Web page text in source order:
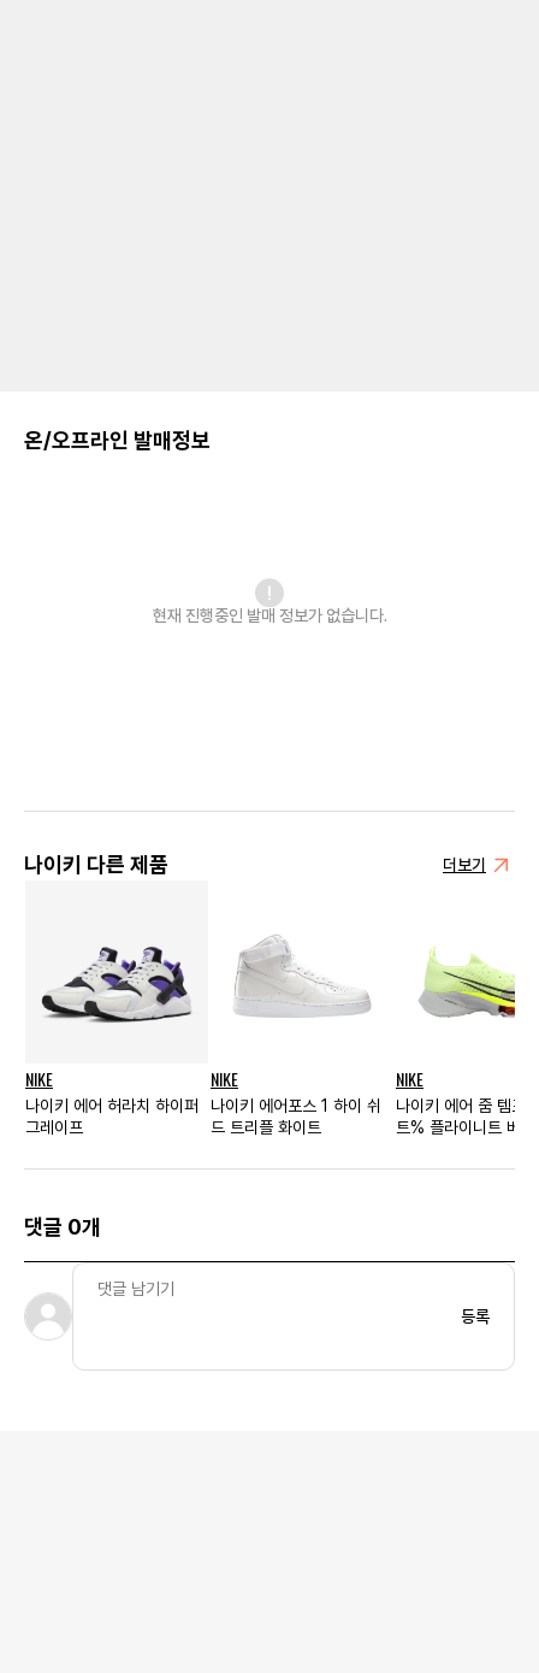
온/오프라인 발매정보
현재 진행중인 발매 정보가 없습니다.
나이키 다른 제품 더보기
NIKE
나이키 에어 허라치 하이퍼
그레이프
NIKE
나이키 에어포스 1 하이 쉬
드 트리플 화이트
NIKE
나이키 에어 줌 템포
트% 플라이니트 베
댓글 0개
등록